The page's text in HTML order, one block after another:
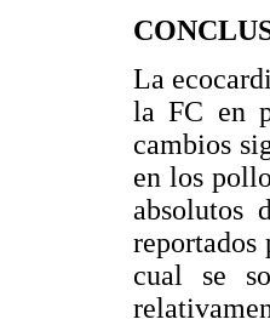
La
la FC en
cambios
en los
absolutos
reportados
cual se